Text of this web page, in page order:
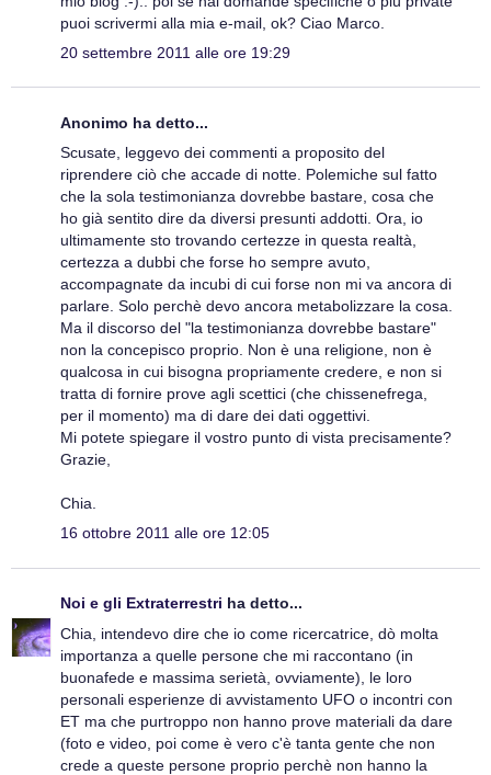
puoi scrivermi alla mia e-mail, ok? Ciao Marco.
20 settembre 2011 alle ore 19:29
Anonimo ha detto...
Scusate, leggevo dei commenti a proposito del
riprendere ciò che accade di notte. Polemiche sul fatto
che la sola testimonianza dovrebbe bastare, cosa che
ho già sentito dire da diversi presunti addotti. Ora, io
ultimamente sto trovando certezze in questa realtà,
certezza a dubbi che forse ho sempre avuto,
accompagnate da incubi di cui forse non mi va ancora di
parlare. Solo perchè devo ancora metabolizzare la cosa.
Ma il discorso del "la testimonianza dovrebbe bastare"
non la concepisco proprio. Non è una religione, non è
qualcosa in cui bisogna propriamente credere, e non si
tratta di fornire prove agli scettici (che chissenefrega,
per il momento) ma di dare dei dati oggettivi.
Mi potete spiegare il vostro punto di vista precisamente?
Grazie,
Chia.
16 ottobre 2011 alle ore 12:05
Noi e gli Extraterrestri ha detto...
Chia, intendevo dire che io come ricercatrice, dò molta
importanza a quelle persone che mi raccontano (in
buonafede e massima serietà, ovviamente), le loro
personali esperienze di avvistamento UFO o incontri con
ET ma che purtroppo non hanno prove materiali da dare
(foto e video, poi come è vero c'è tanta gente che non
crede a queste persone proprio perchè non hanno la